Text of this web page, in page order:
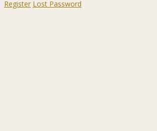
Register Lost Password